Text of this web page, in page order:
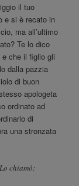
il tuo
e si è recato in
ma all’ultimo
Te lo dico
che il figlio gli
dalla pazzia
di buon
apologeta
ordinato ad
di
una stronzata
chiamò: